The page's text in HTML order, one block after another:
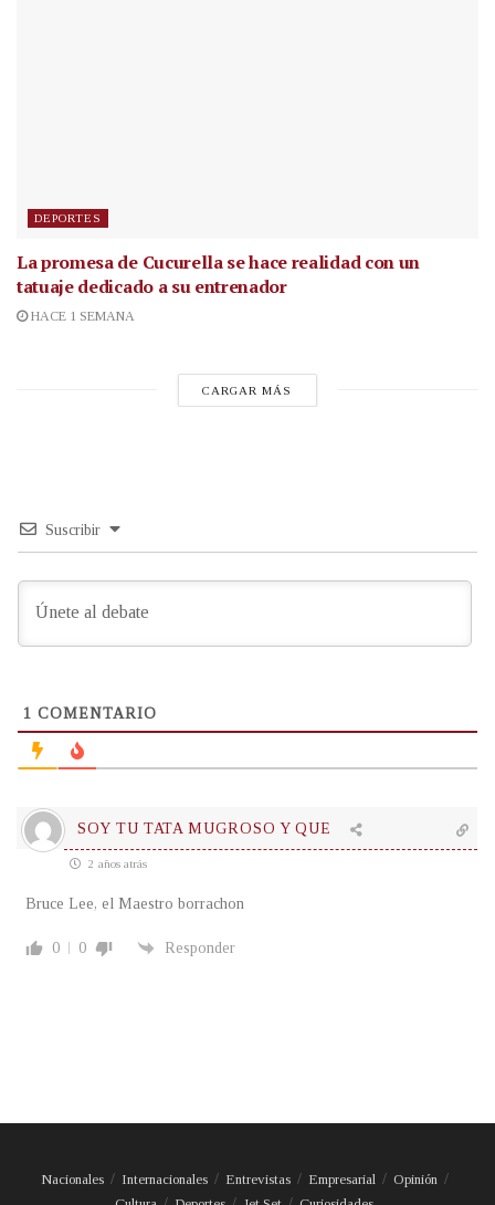
DEPORTES
La promesa de Cucurella se hace realidad con un
tatuaje dedicado a su entrenador
HACE 1 SEMANA
CARGAR MÁS
Suscribir
1 COMENTARIO
SOY TU TATA MUGROSO Y QUE
2 años atrás
Bruce Lee, el Maestro borrachon
0 0 Responder
Nacionales Internacionales Entrevistas Empresarial
Opinión